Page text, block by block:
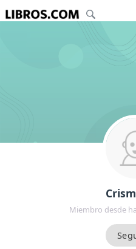
Miembro desde